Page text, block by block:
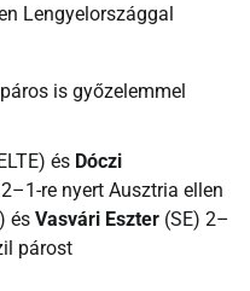
Lengyelországgal
is győzelemmel
és Dóczi
re nyert Ausztria ellen
és Vasvári Eszter (SE) 2–
párost